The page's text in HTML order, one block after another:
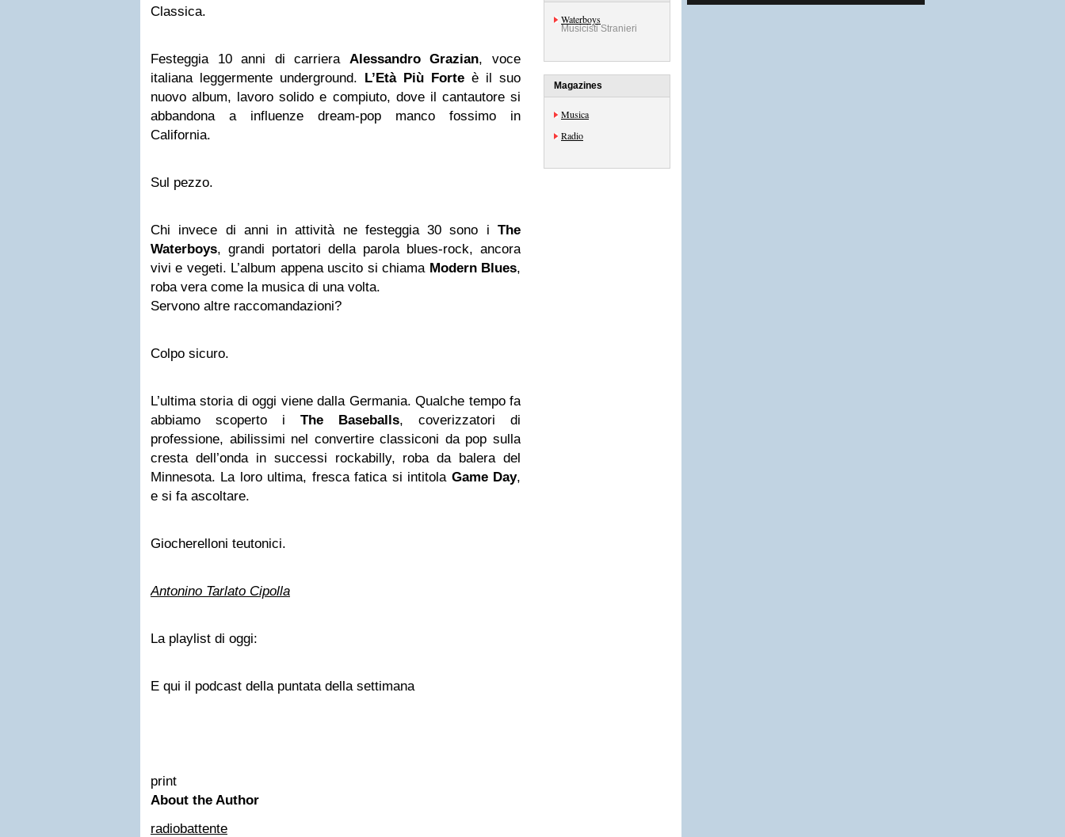
Classica.
Festeggia 10 anni di carriera Alessandro Grazian, voce
italiana leggermente underground. L’Età Più Forte è il suo
nuovo album, lavoro solido e compiuto, dove il cantautore si
abbandona a influenze dream-pop manco fossimo in
California.
Sul pezzo.
Chi invece di anni in attività ne festeggia 30 sono i The
Waterboys, grandi portatori della parola blues-rock, ancora
vivi e vegeti. L’album appena uscito si chiama Modern Blues,
roba vera come la musica di una volta.
Servono altre raccomandazioni?
Colpo sicuro.
L’ultima storia di oggi viene dalla Germania. Qualche tempo fa
abbiamo scoperto i The Baseballs, coverizzatori di
professione, abilissimi nel convertire classiconi da pop sulla
cresta dell’onda in successi rockabilly, roba da balera del
Minnesota. La loro ultima, fresca fatica si intitola Game Day,
e si fa ascoltare.
Giocherelloni teutonici.
Antonino Tarlato Cipolla
La playlist di oggi:
E qui il podcast della puntata della settimana
print
About the Author
radiobattente
Waterboys
Musicisti Stranieri
Magazines
Musica
Radio